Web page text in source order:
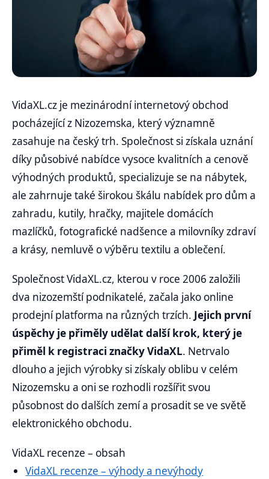
VidaXL.cz je mezinárodní internetový obchod
pocházející z Nizozemska, který významně
zasahuje na český trh. Společnost si získala uznání
díky působivé nabídce vysoce kvalitních a cenově
výhodných produktů, specializuje se na nábytek,
ale zahrnuje také širokou škálu nabídek pro dům a
zahradu, kutily, hračky, majitele domácích
mazlíčků, fotografické nadšence a milovníky zdraví
a krásy, nemluvě o výběru textilu a oblečení.
Společnost VidaXL.cz, kterou v roce 2006 založili
dva nizozemští podnikatelé, začala jako online
prodejní platforma na různých trzích. Jejich první
úspěchy je přiměly udělat další krok, který je
přiměl k registraci značky VidaXL. Netrvalo
dlouho a jejich výrobky si získaly oblibu v celém
Nizozemsku a oni se rozhodli rozšířit svou
působnost do dalších zemí a prosadit se ve světě
elektronického obchodu.
VidaXL recenze – obsah
VidaXL recenze – výhody a nevýhody